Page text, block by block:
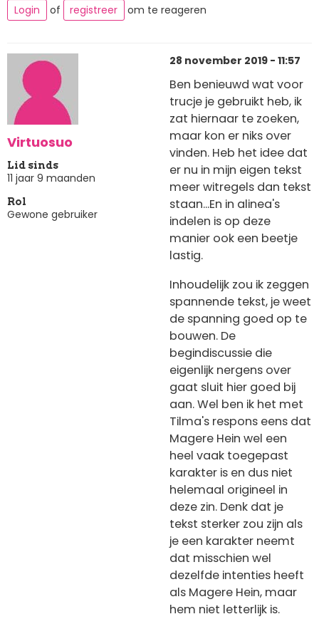
Login of registreer om te reageren
Virtuosuo
Lid sinds
11 jaar 9 maanden
Rol
Gewone gebruiker
28 november 2019 - 11:57
Ben benieuwd wat voor
trucje je gebruikt heb, ik
zat hiernaar te zoeken,
maar kon er niks over
vinden. Heb het idee dat
er nu in mijn eigen tekst
meer witregels dan tekst
staan...En in alinea's
indelen is op deze
manier ook een beetje
lastig.
Inhoudelijk zou ik zeggen
spannende tekst, je weet
de spanning goed op te
bouwen. De
begindiscussie die
eigenlijk nergens over
gaat sluit hier goed bij
aan. Wel ben ik het met
Tilma's respons eens dat
Magere Hein wel een
heel vaak toegepast
karakter is en dus niet
helemaal origineel in
deze zin. Denk dat je
tekst sterker zou zijn als
je een karakter neemt
dat misschien wel
dezelfde intenties heeft
als Magere Hein, maar
hem niet letterlijk is.